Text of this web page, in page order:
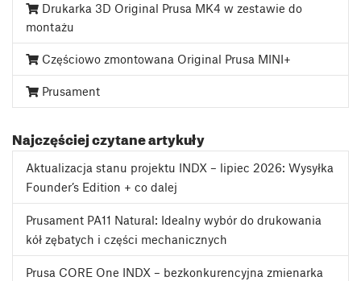
Drukarka 3D Original Prusa MK4 w zestawie do
montażu
Częściowo zmontowana Original Prusa MINI+
Prusament
Najczęściej czytane artykuły
Aktualizacja stanu projektu INDX – lipiec 2026: Wysyłka
Founder’s Edition + co dalej
Prusament PA11 Natural: Idealny wybór do drukowania
kół zębatych i części mechanicznych
Prusa CORE One INDX – bezkonkurencyjna zmienarka